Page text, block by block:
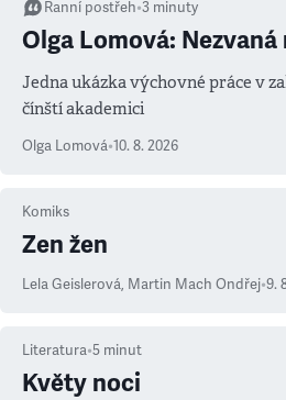
Ranní postřeh•3 minuty
Olga Lomová:
Jedna ukázka výchovné práce v
čínští akademici
Olga Lomová•10. 8. 2026
Komiks
Zen žen
Lela Geislerová, Martin Mach Ondřej•9.
Literatura•5 minut
Květy noci